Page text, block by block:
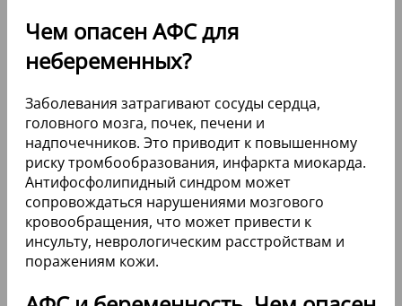
Чем опасен АФС для
небеременных?
Заболевания затрагивают сосуды сердца,
головного мозга, почек, печени и
надпочечников. Это приводит к повышенному
риску тромбообразования, инфаркта миокарда.
Антифосфолипидный синдром может
сопровождаться нарушениями мозгового
кровообращения, что может привести к
инсульту, неврологическим расстройствам и
поражениям кожи.